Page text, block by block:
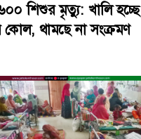
শিশুর মৃত্যু: খালি হচ্ছে
কোল, থামছে না সংক্রমণ